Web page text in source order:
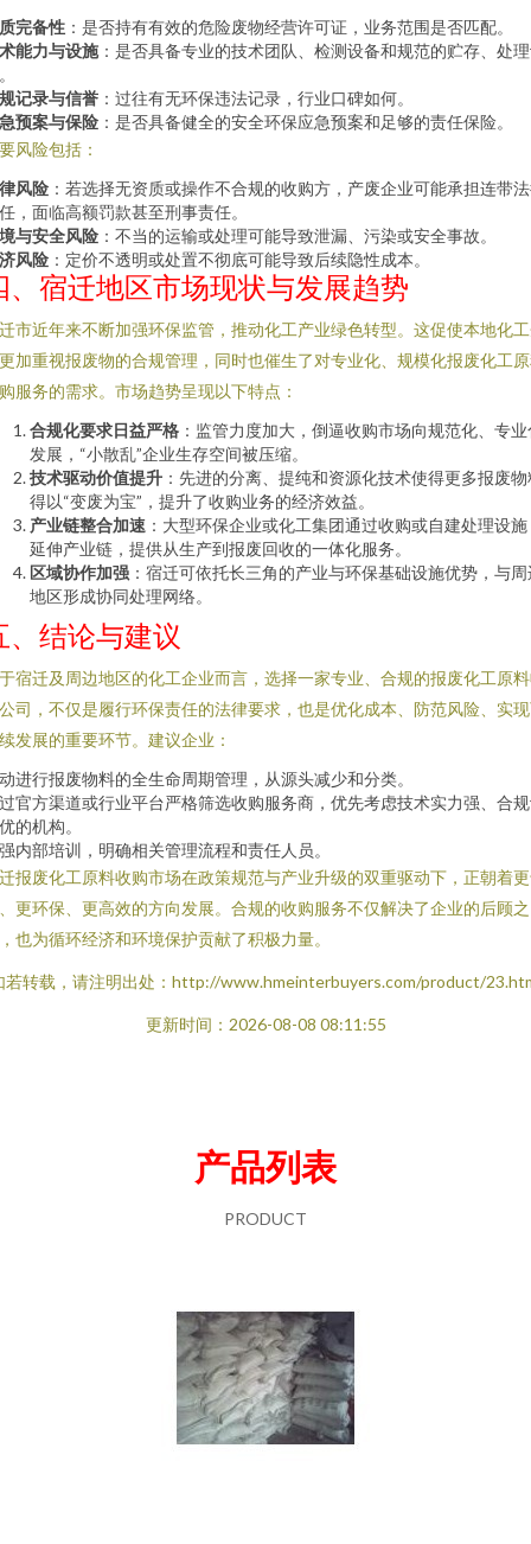
完备性 ：是否持有有效的危险废物经营许可证，业务范围是否匹配。
能力与设施：是否具备专业的技术团队、检测设备和规范的贮存、处
记录与信誉 ：过往有无环保违法记录，行业口碑如何。
预案与保险 ：是否具备健全的安全环保应急预案和足够的责任保险。
风险包括：
风险 ：若选择无资质或操作不合规的收购方，产废企业可能承担连带
，面临高额罚款甚至刑事责任。
与安全风险 ：不当的运输或处理可能导致泄漏、污染或安全事故。
风险 ：定价不透明或处置不彻底可能导致后续隐性成本。
、宿迁地区市场现状与发展趋势
市近年来不断加强环保监管，推动化工产业绿色转型。这促使本地化
加重视报废物的合规管理，同时也催生了对专业化、规模化报废化工
服务的需求。市场趋势呈现以下特点：
合规化要求日益严格 ：监管力度加大，倒逼收购市场向规范化、专
发展，“小散乱”企业生存空间被压缩。
技术驱动价值提升 ：先进的分离、提纯和资源化技术使得更多报废
得以“变废为宝”，提升了收购业务的经济效益。
产业链整合加速 ：大型环保企业或化工集团通过收购或自建处理设施
延伸产业链，提供从生产到报废回收的一体化服务。
区域协作加强 ：宿迁可依托长三角的产业与环保基础设施优势，与周
地区形成协同处理网络。
、结论与建议
宿迁及周边地区的化工企业而言，选择一家专业、合规的报废化工原
司，不仅是履行环保责任的法律要求，也是优化成本、防范风险、实
发展的重要环节。建议企业：
进行报废物料的全生命周期管理，从源头减少和分类。
官方渠道或行业平台严格筛选收购服务商，优先考虑技术实力强、合
的机构。
内部培训，明确相关管理流程和责任人员。
报废化工原料收购市场在政策规范与产业升级的双重驱动下，正朝着
更环保、更高效的方向发展。合规的收购服务不仅解决了企业的后顾之
也为循环经济和环境保护贡献了积极力量。
若转载，请注明出处：http://www.hmeinterbuyers.com/product/
更新时间：2026-08-08 08:11:55
产品列表
PRODUCT